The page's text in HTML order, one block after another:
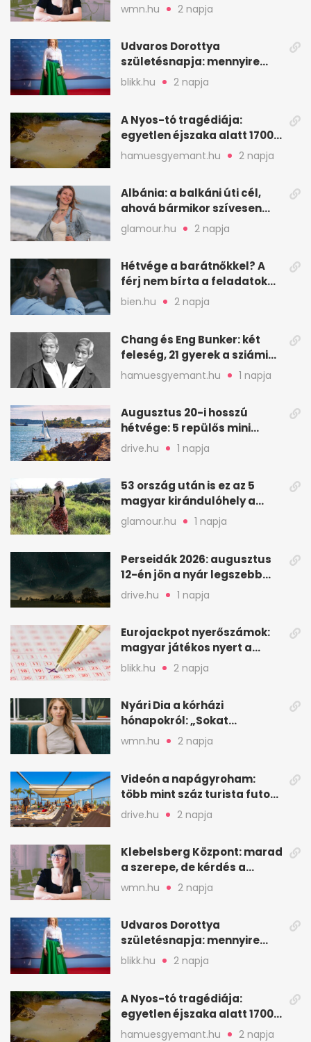
hitelessége
wmn.hu 2 napja
Udvaros Dorottya
születésnapja: mennyire
ismered a filmszerepeit?
blikk.hu 2 napja
A Nyos-tó tragédiája:
egyetlen éjszaka alatt 1700
ember halt meg
hamuesgyemant.hu 2 napja
Albánia: a balkáni úti cél,
ahová bármikor szívesen
visszamennék
glamour.hu 2 napja
Hétvége a barátnőkkel? A
férj nem bírta a feladatokat,
a feleség levegőt kér
bien.hu 2 napja
Chang és Eng Bunker: két
feleség, 21 gyerek a sziámi
ikrek életében
hamuesgyemant.hu 1 napja
Augusztus 20-i hosszú
hétvége: 5 repülős mini
nyaralás 0 szabadsággal
drive.hu 1 napja
53 ország után is ez az 5
magyar kirándulóhely a
kedvencem
glamour.hu 1 napja
Perseidák 2026: augusztus
12-én jön a nyár legszebb
csillaghullása
drive.hu 1 napja
Eurojackpot nyerőszámok:
magyar játékos nyert a
2026. augusztus 4-i húzáson
blikk.hu 2 napja
Nyári Dia a kórházi
hónapokról: „Sokat
veszekedtem Istennel”
wmn.hu 2 napja
Videón a napágyroham:
több mint száz turista futott
a helyekért Tenerifén
drive.hu 2 napja
Klebelsberg Központ: marad
a szerepe, de kérdés a
hitelessége
wmn.hu 2 napja
Udvaros Dorottya
születésnapja: mennyire
ismered a filmszerepeit?
blikk.hu 2 napja
A Nyos-tó tragédiája:
egyetlen éjszaka alatt 1700
ember halt meg
hamuesgyemant.hu 2 napja